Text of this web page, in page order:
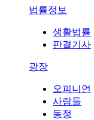
법률정보
생활법률
판결기사
광장
오피니언
사람들
동정